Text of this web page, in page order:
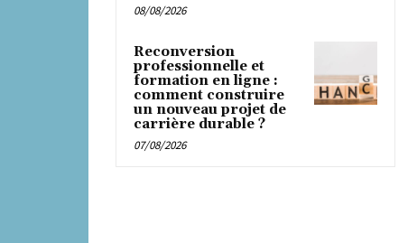
08/08/2026
Reconversion
professionnelle et
formation en ligne :
comment construire
un nouveau projet de
carrière durable ?
07/08/2026